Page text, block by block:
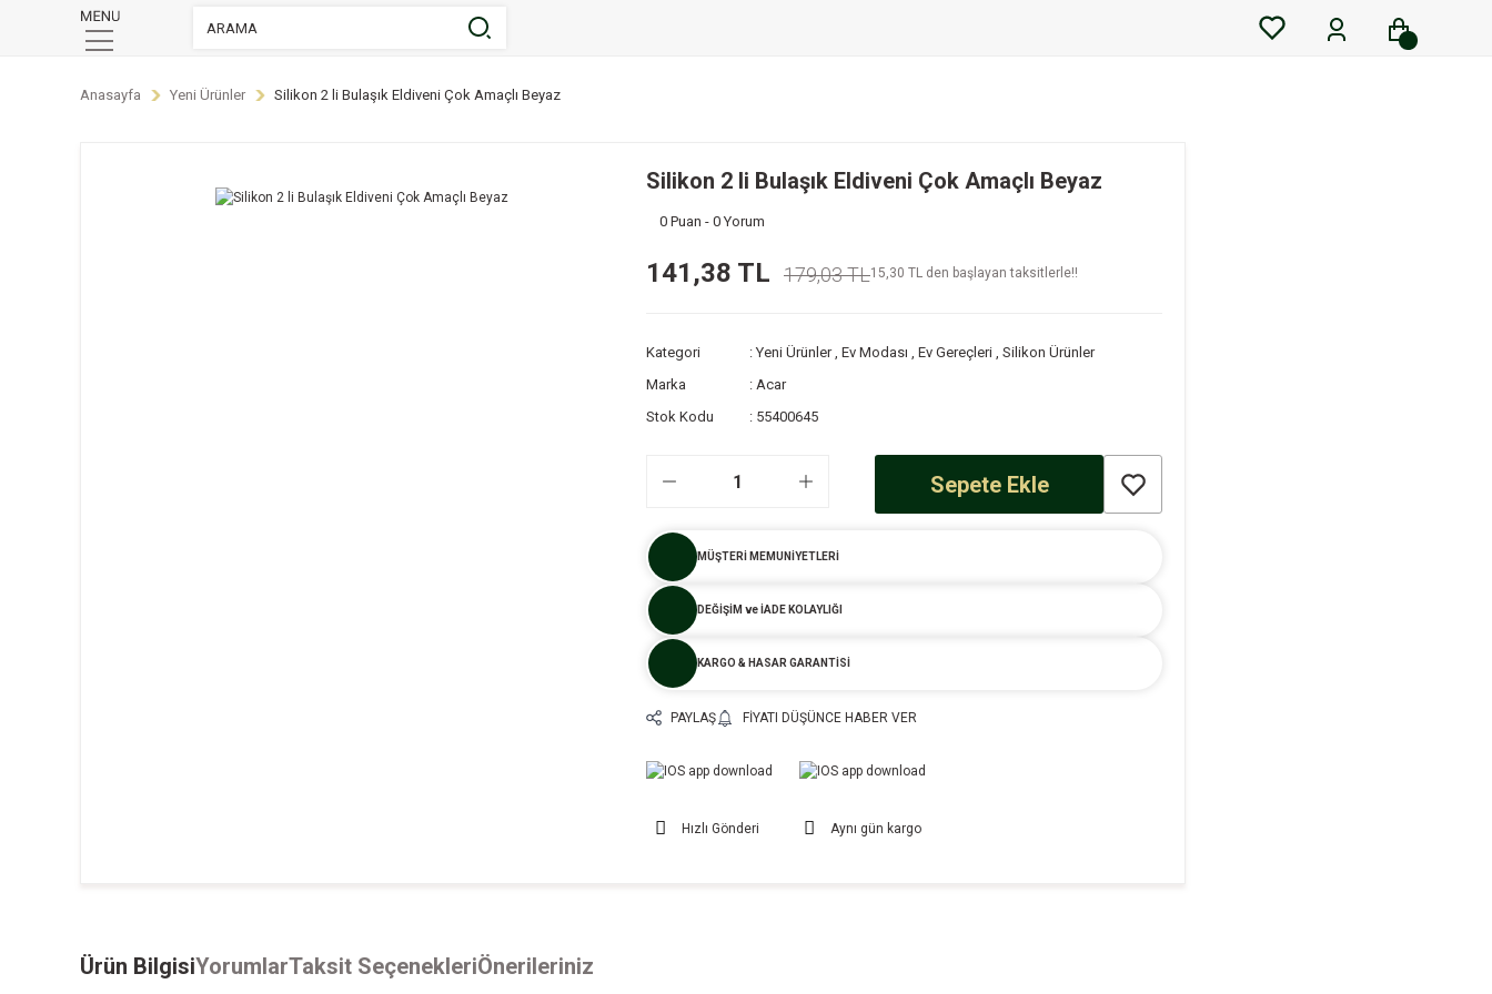
Anasayfa Yeni Ürünler Silikon 2 li Bulaşık Eldiveni Çok Amaçlı Beyaz
Silikon 2 li Bulaşık Eldiveni Çok Amaçlı Beyaz
0 Puan - 0 Yorum
141,38 TL 179,03 TL15,30 TL den başlayan taksitlerle!!
Kategori Yeni Ürünler , Ev Modası , Ev Gereçleri , Silikon Ürünler
Marka
Acar
Stok Kodu
55400645
Sepete Ekle
MÜŞTERİ MEMUNİYETLERİ
DEĞİŞİM ve İADE KOLAYLIĞI
KARGO & HASAR GARANTİSİ
PAYLAŞ FIYATI DÜŞÜNCE HABER VER
Hızlı Gönderi Aynı gün kargo
Ürün BilgisiYorumlarTaksit SeçenekleriÖnerileriniz